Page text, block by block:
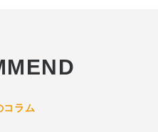
コラム